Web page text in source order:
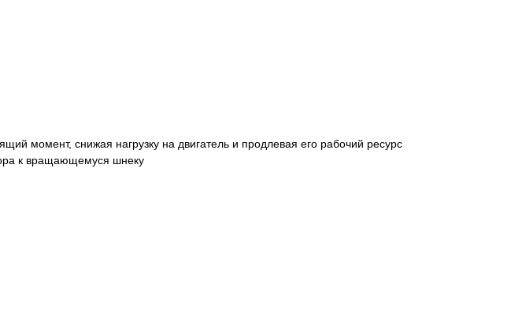
момент, снижая нагрузку на двигатель и продлевая его рабочий ресурс
к вращающемуся шнеку